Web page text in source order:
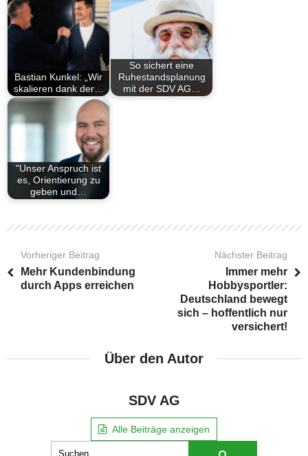
Bastian Kunkel: „Wir
skalieren dank der…
So sichert eine
Ruhestandsplanung
mit der SDV AG…
"Unser Anspruch ist
es, Orientierung zu
geben und…
Vorheriger Beitrag
Mehr Kundenbindung
durch Apps erreichen
Nächster Beitrag
Immer mehr
Hobbysportler:
Deutschland bewegt
sich – hoffentlich nur
versichert!
Über den Autor
SDV AG
Alle Beiträge anzeigen